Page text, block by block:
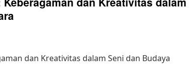
dan Kreativitas dalam Seni dan Budaya